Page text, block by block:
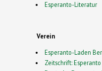
Esperanto-Literatur
Verein
Esperanto-Laden
Zeitschrift: